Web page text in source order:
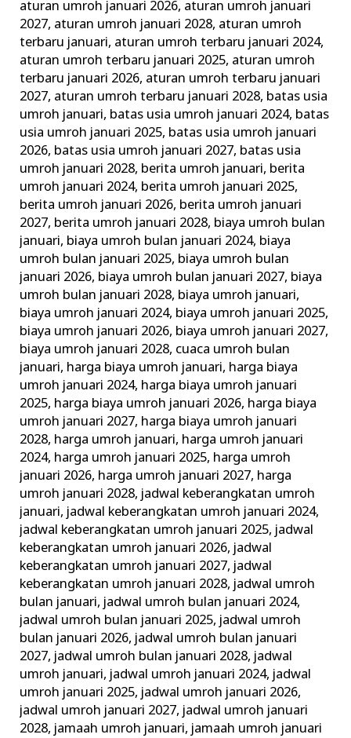
aturan umroh januari 2026, aturan umroh januari
2027, aturan umroh januari 2028, aturan umroh
terbaru januari, aturan umroh terbaru januari 2024,
aturan umroh terbaru januari 2025, aturan umroh
terbaru januari 2026, aturan umroh terbaru januari
2027, aturan umroh terbaru januari 2028, batas usia
umroh januari, batas usia umroh januari 2024, batas
usia umroh januari 2025, batas usia umroh januari
2026, batas usia umroh januari 2027, batas usia
umroh januari 2028, berita umroh januari, berita
umroh januari 2024, berita umroh januari 2025,
berita umroh januari 2026, berita umroh januari
2027, berita umroh januari 2028, biaya umroh bulan
januari, biaya umroh bulan januari 2024, biaya
umroh bulan januari 2025, biaya umroh bulan
januari 2026, biaya umroh bulan januari 2027, biaya
umroh bulan januari 2028, biaya umroh januari,
biaya umroh januari 2024, biaya umroh januari 2025,
biaya umroh januari 2026, biaya umroh januari 2027,
biaya umroh januari 2028, cuaca umroh bulan
januari, harga biaya umroh januari, harga biaya
umroh januari 2024, harga biaya umroh januari
2025, harga biaya umroh januari 2026, harga biaya
umroh januari 2027, harga biaya umroh januari
2028, harga umroh januari, harga umroh januari
2024, harga umroh januari 2025, harga umroh
januari 2026, harga umroh januari 2027, harga
umroh januari 2028, jadwal keberangkatan umroh
januari, jadwal keberangkatan umroh januari 2024,
jadwal keberangkatan umroh januari 2025, jadwal
keberangkatan umroh januari 2026, jadwal
keberangkatan umroh januari 2027, jadwal
keberangkatan umroh januari 2028, jadwal umroh
bulan januari, jadwal umroh bulan januari 2024,
jadwal umroh bulan januari 2025, jadwal umroh
bulan januari 2026, jadwal umroh bulan januari
2027, jadwal umroh bulan januari 2028, jadwal
umroh januari, jadwal umroh januari 2024, jadwal
umroh januari 2025, jadwal umroh januari 2026,
jadwal umroh januari 2027, jadwal umroh januari
2028, jamaah umroh januari, jamaah umroh januari